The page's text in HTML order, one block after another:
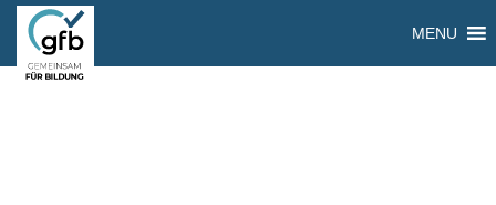
MENU